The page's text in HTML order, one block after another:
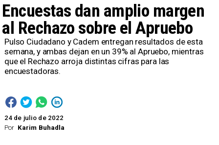
Por Karim Buhadla
Encuestas dan amplio margen
al Rechazo sobre el Apruebo
24 de julio de 2022
Pulso Ciudadano y Cadem entregan resultados de esta
semana, y ambas dejan en un 39% al Apruebo, mientras
que el Rechazo arroja distintas cifras para las
encuestadoras.